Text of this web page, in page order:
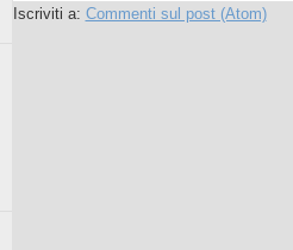
Iscriviti a: Commenti sul post (Atom)